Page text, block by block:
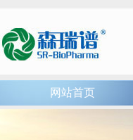
网站首页